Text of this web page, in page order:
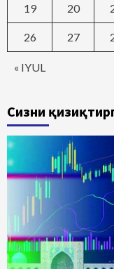
« IYUL
19 20
26 27
Сизни